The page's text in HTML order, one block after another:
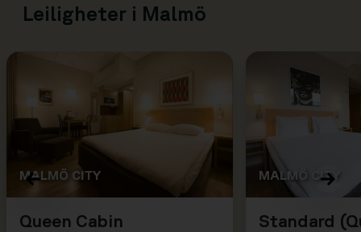
Leiligheter i Malmö
MALMÖ CITY
Queen Cabin
MALMÖ CITY
Standard